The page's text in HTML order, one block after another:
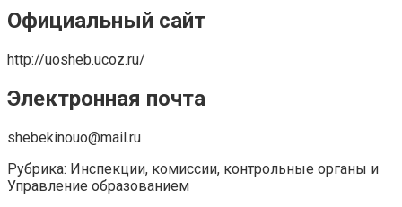
Официальный сайт
http://uosheb.ucoz.ru/
Электронная почта
shebekinouo@mail.ru
Рубрика: Инспекции, комиссии, контрольные органы и
Управление образованием